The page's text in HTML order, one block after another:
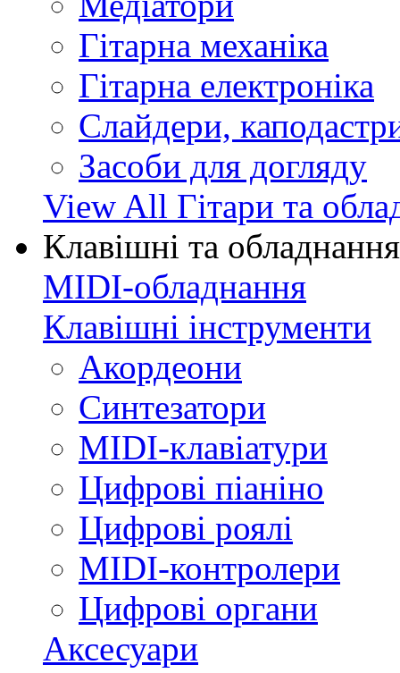
Гітарна механіка
Гітарна електроніка
Слайдери,
Засоби для догляду
View All Гітари та
Клавішні та обладнання
MIDI-обладнання
Клавішні інструменти
Акордеони
Синтезатори
MIDI-клавіатури
Цифрові піаніно
Цифрові роялі
MIDI-контролери
Цифрові органи
Аксесуари